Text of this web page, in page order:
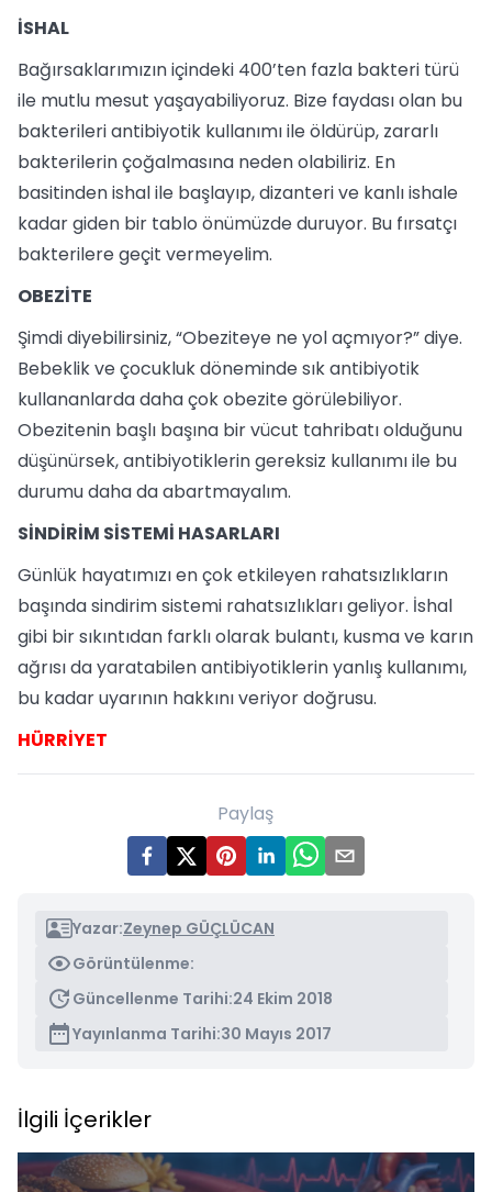
İSHAL
Bağırsaklarımızın içindeki 400’ten fazla bakteri türü
ile mutlu mesut yaşayabiliyoruz. Bize faydası olan bu
bakterileri antibiyotik kullanımı ile öldürüp, zararlı
bakterilerin çoğalmasına neden olabiliriz. En
basitinden ishal ile başlayıp, dizanteri ve kanlı ishale
kadar giden bir tablo önümüzde duruyor. Bu fırsatçı
bakterilere geçit vermeyelim.
OBEZİTE
Şimdi diyebilirsiniz, “Obeziteye ne yol açmıyor?” diye.
Bebeklik ve çocukluk döneminde sık antibiyotik
kullananlarda daha çok obezite görülebiliyor.
Obezitenin başlı başına bir vücut tahribatı olduğunu
düşünürsek, antibiyotiklerin gereksiz kullanımı ile bu
durumu daha da abartmayalım.
SİNDİRİM SİSTEMİ HASARLARI
Günlük hayatımızı en çok etkileyen rahatsızlıkların
başında sindirim sistemi rahatsızlıkları geliyor. İshal
gibi bir sıkıntıdan farklı olarak bulantı, kusma ve karın
ağrısı da yaratabilen antibiyotiklerin yanlış kullanımı,
bu kadar uyarının hakkını veriyor doğrusu.
HÜRRİYET
Paylaş
Yazar:Zeynep GÜÇLÜCAN
Görüntülenme:
Güncellenme Tarihi:24 Ekim 2018
Yayınlanma Tarihi:30 Mayıs 2017
İlgili İçerikler